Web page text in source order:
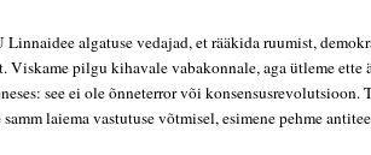
Linnaidee algatuse vedajad, et rääkida ruumist,
Viskame pilgu kihavale vabakonnale, aga ütleme ette
see ei ole õnneterror või
laiema vastutuse võtmisel, esimene pehme